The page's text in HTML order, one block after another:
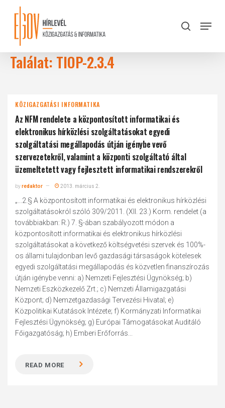
content
search
Menu
Találat: TIOP-2.3.4
KÖZIGAZGATÁSI INFORMATIKA
Az NFM rendelete a központosított informatikai és
elektronikus hírközlési szolgáltatásokat egyedi
szolgáltatási megállapodás útján igénybe vevő
szervezetekről, valamint a központi szolgáltató által
üzemeltetett vagy fejlesztett informatikai rendszerekről
byredaktor 2013. március 2.
„...2.§ A központosított informatikai és elektronikus hírközlési
szolgáltatásokról szóló 309/2011. (XII. 23.) Korm. rendelet (a
továbbiakban: R.) 7. §-ában szabályozott módon a
központosított informatikai és elektronikus hírközlési
szolgáltatásokat a következő költségvetési szervek és 100%-
os állami tulajdonban levő gazdasági társaságok kötelesek
egyedi szolgáltatási megállapodás és közvetlen finanszírozás
útján igénybe venni: a) Nemzeti Fejlesztési Ügynökség; b)
Nemzeti Eszközkezelő Zrt.; c) Nemzeti Államigazgatási
Központ; d) Nemzetgazdasági Tervezési Hivatal; e)
Közpolitikai Kutatások Intézete; f) Kormányzati Informatikai
Fejlesztési Ügynökség; g) Európai Támogatásokat Auditáló
Főigazgatóság; h) Emberi Erőforrás...
READ MORE
Close